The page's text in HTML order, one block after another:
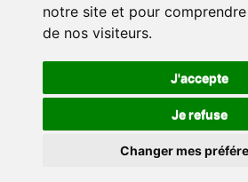
notre site et pour
de nos visiteurs.
J'accepte
Je refuse
Changer mes